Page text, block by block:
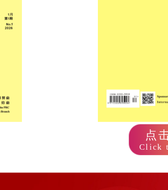
点
Click